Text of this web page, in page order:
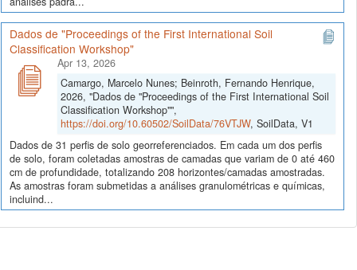
Dados de "Proceedings of the First International Soil
Classification Workshop"
Apr 13, 2026
Camargo, Marcelo Nunes; Beinroth, Fernando Henrique,
2026, "Dados de "Proceedings of the First International Soil
Classification Workshop"",
https://doi.org/10.60502/SoilData/76VTJW, SoilData, V1
Dados de 31 perfis de solo georreferenciados. Em cada um dos perfis
de solo, foram coletadas amostras de camadas que variam de 0 até 460
cm de profundidade, totalizando 208 horizontes/camadas amostradas.
As amostras foram submetidas a análises granulométricas e químicas,
incluind...